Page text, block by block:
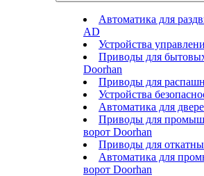
Автоматика для
AD
Устройства
Приводы для
Doorhan
Приводы для
Устройства
Автоматика для
Приводы для
ворот Doorhan
Приводы для
Автоматика для
ворот Doorhan